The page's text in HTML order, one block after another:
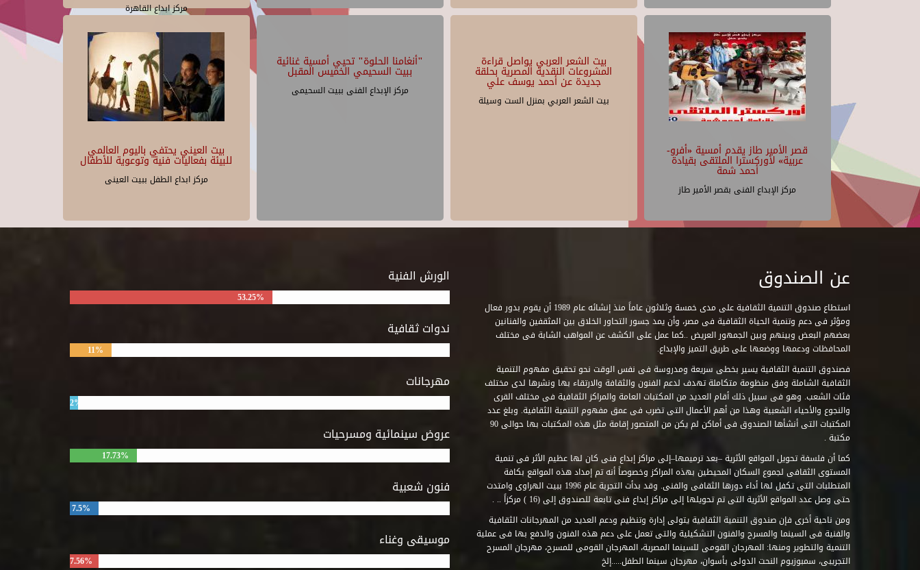
مركز ابداع القاهرة
بيت العيني يحتفي باليوم العالمي
للبيئة بفعاليات فنية وتوعوية للأطفال
مركز ابداع الطفل ببيت العينى
"أنغامنا الحلوة" تحيي أمسية غنائية
ببيت السحيمي الخميس المقبل
مركز الإبداع الفنى ببيت السحيمى
بيت الشعر العربي يواصل قراءة
المشروعات النقدية المصرية بحلقة
جديدة عن أحمد يوسف علي
بيت الشعر العربي بمنزل الست وسيلة
قصر الأمير طاز يقدم أمسية «أفرو-
عربية» لأوركسترا الملتقى بقيادة
أحمد شمة
مركز الإبداع الفنى بقصر الأمير طاز
الورش الفنية
53.25%
ندوات ثقافية
11%
مهرجانات
2%
عروض سينمائية ومسرحيات
17.73%
فنون شعبية
7.5%
موسيقى وغناء
7.56%
عن الصندوق
استطاع صندوق التنمية الثقافية على مدى خمسة وثلاثون عاماً منذ إنشائه عام 1989 أن يقوم بدور فعال
ومؤثر فى دعم وتنمية الحياة الثقافية فى مصر، وأن يمد جسور التحاور الخلاق بين المثقفين والفنانين
بعضهم البعض وبينهم وبين الجمهور العريض ..كما عمل على الكشف عن المواهب الشابة فى مختلف
المحافظات ودعمها ووضعها على طريق التميز والإبداع.
فصندوق التنمية الثقافية يسير بخطى سريعة ومدروسة فى نفس الوقت نحو تحقيق مفهوم التنمية
الثقافية الشاملة وفق منظومة متكاملة تهدف لدعم الفنون والثقافة والارتقاء بها ونشرها لدى مختلف
فئات الشعب. وهو فى سبيل ذلك أقام العديد من المكتبات العامة والمراكز الثقافية فى مختلف القرى
والنجوع والأحياء الشعبية وهذا من أهم الأعمال التى تضرب فى عمق مفهوم التنمية الثقافية. وبلغ عدد
المكتبات التى أنشأها الصندوق فى أماكن لم يكن من المتصور إقامة مثل هذه المكتبات بها حوالى 90
مكتبة .
كما أن فلسفة تحويل المواقع الأثرية –بعد ترميمها–إلى مراكز إبداع فنى كان لها عظيم الأثر فى تنمية
المستوى الثقافى لجموع السكان المحيطين بهذه المراكز وخصوصاً أنه تم إمداد هذه المواقع بكافة
المتطلبات التى تكفل لها أداء دورها الثقافى والفنى. وقد بدأت التجربة عام 1996 ببيت الهراوى وامتدت
حتى وصل عدد المواقع الأثرية التى تم تحويلها إلى مراكز إبداع فنى تابعة للصندوق إلى (16 ) مركزاً .. .
ومن ناحية أخرى فإن صندوق التنمية الثقافية يتولى إدارة وتنظيم ودعم العديد من المهرجانات الثقافية
والفنية فى السينما والمسرح والفنون التشكيلية والتى تعمل على دعم هذه الفنون والدفع بها فى عملية
التنمية والتطوير ومنها: المهرجان القومى للسينما المصرية، المهرجان القومى للمسرح، مهرجان المسرح
التجريبى، سمبوزيوم النحت الدولى بأسوان، مهرجان سينما الطفل.....إلخ